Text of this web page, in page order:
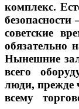
комплекс.
советские
обязательно
Нынешние
всего
люди, прежде
всему